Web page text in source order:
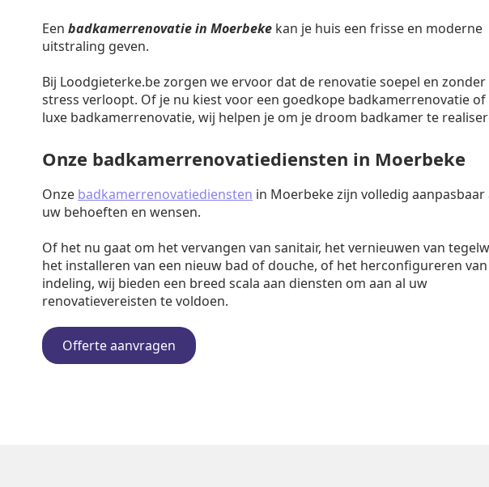
Een badkamerrenovatie in Moerbeke kan je huis een frisse en moderne
uitstraling geven.
Bij Loodgieterke.be zorgen we ervoor dat de renovatie soepel en zonder
stress verloopt. Of je nu kiest voor een goedkope badkamerrenovatie of
luxe badkamerrenovatie, wij helpen je om je droom badkamer te
Onze badkamerrenovatiediensten in Moerbeke
Onze badkamerrenovatiediensten in Moerbeke zijn volledig aanpasbaar
uw behoeften en wensen.
Of het nu gaat om het vervangen van sanitair, het vernieuwen van
het installeren van een nieuw bad of douche, of het herconfigureren
indeling, wij bieden een breed scala aan diensten om aan al uw
renovatievereisten te voldoen.
Offerte aanvragen